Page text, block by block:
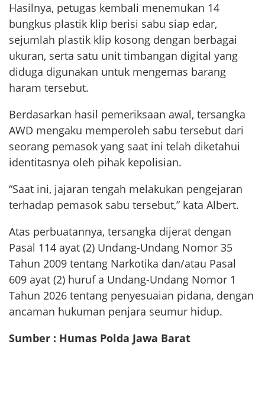
Hasilnya, petugas kembali menemukan 14
bungkus plastik klip berisi sabu siap edar,
sejumlah plastik klip kosong dengan berbagai
ukuran, serta satu unit timbangan digital yang
diduga digunakan untuk mengemas barang
haram tersebut.
Berdasarkan hasil pemeriksaan awal, tersangka
AWD mengaku memperoleh sabu tersebut dari
seorang pemasok yang saat ini telah diketahui
identitasnya oleh pihak kepolisian.
“Saat ini, jajaran tengah melakukan pengejaran
terhadap pemasok sabu tersebut,” kata Albert.
Atas perbuatannya, tersangka dijerat dengan
Pasal 114 ayat (2) Undang-Undang Nomor 35
Tahun 2009 tentang Narkotika dan/atau Pasal
609 ayat (2) huruf a Undang-Undang Nomor 1
Tahun 2026 tentang penyesuaian pidana, dengan
ancaman hukuman penjara seumur hidup.
Sumber : Humas Polda Jawa Barat